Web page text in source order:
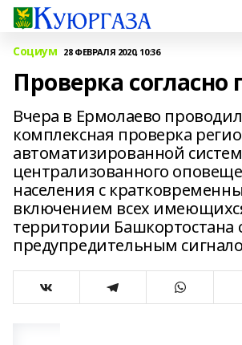
Социум 28 ФЕВРАЛЯ 2020, 10:36
Проверка согласно
Вчера в Ермолаево
комплексная проверка
автоматизированной
централизованного
населения с
включением всех
территории Башкортостана
предупредительным